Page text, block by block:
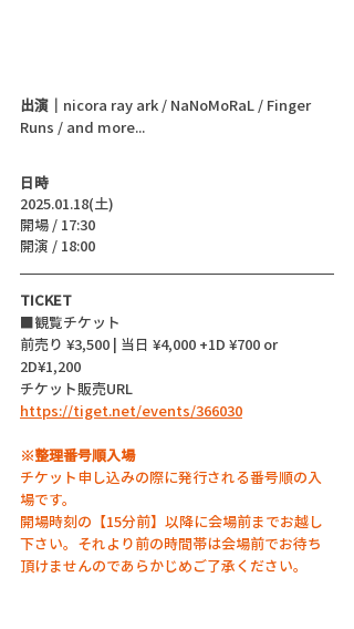
出演｜ nicora ray ark / NaNoMoRaL / Finger
Runs / and more...
日時
2025.01.18(土)
開場 / 17:30
開演 / 18:00
TICKET
■観覧チケット
前売り ¥3,500 | 当日 ¥4,000 +1D ¥700 or
2D¥1,200
チケット販売URL
https://tiget.net/events/366030
※整理番号順入場
チケット申し込みの際に発行される番号順の入
場です。
開場時刻の【15分前】以降に会場前までお越し
下さい。それより前の時間帯は会場前でお待ち
頂けませんのであらかじめご了承ください。